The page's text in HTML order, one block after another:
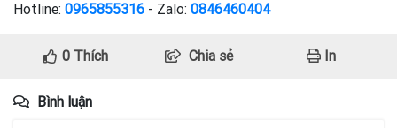
Hotline: 0965855316 - Zalo: 0846460404
0Thích Chia sẻ In
Bình luận